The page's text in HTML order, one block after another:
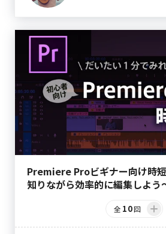
Premiere Proビギナー向け時
知りながら効率的に編集しよう
全 10回